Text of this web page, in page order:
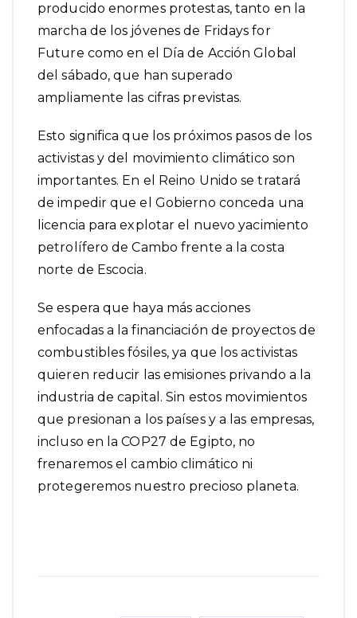
producido enormes protestas, tanto en la
marcha de los jóvenes de Fridays for
Future como en el Día de Acción Global
del sábado, que han superado
ampliamente las cifras previstas.
Esto significa que los próximos pasos de los
activistas y del movimiento climático son
importantes. En el Reino Unido se tratará
de impedir que el Gobierno conceda una
licencia para explotar el nuevoyacimiento
petrolífero de Cambo frente a la costa
norte de Escocia.
Se espera que haya más acciones
enfocadas a la financiación de proyectos de
combustibles fósiles, ya que los activistas
quieren reducir las emisiones privando a la
industria de capital. Sin estos movimientos
que presionan a los países y a las empresas,
incluso en la COP27 de Egipto, no
frenaremos el cambio climático ni
protegeremos nuestro precioso planeta.